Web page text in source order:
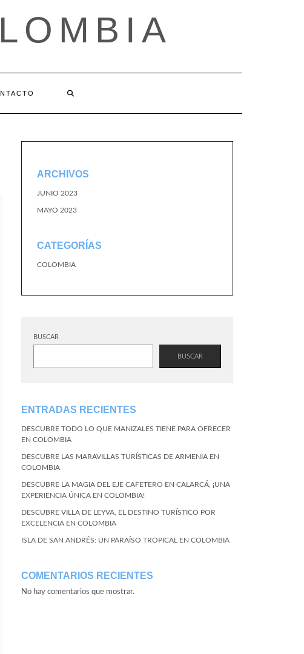
ARCHIVOS
JUNIO 2023
MAYO 2023
CATEGORÍAS
COLOMBIA
BUSCAR
BUSCAR
ENTRADAS RECIENTES
DESCUBRE TODO LO QUE MANIZALES TIENE PARA OFRECER
EN COLOMBIA
DESCUBRE LAS MARAVILLAS TURÍSTICAS DE ARMENIA EN
COLOMBIA
DESCUBRE LA MAGIA DEL EJE CAFETERO EN CALARCÁ, ¡UNA
EXPERIENCIA ÚNICA EN COLOMBIA!
DESCUBRE VILLA DE LEYVA, EL DESTINO TURÍSTICO POR
EXCELENCIA EN COLOMBIA
ISLA DE SAN ANDRÉS: UN PARAÍSO TROPICAL EN COLOMBIA
COMENTARIOS RECIENTES
No hay comentarios que mostrar.